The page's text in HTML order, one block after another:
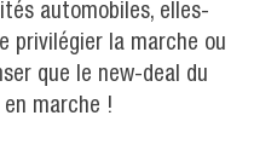
automobiles, elles-
privilégier la marche ou
que le new-deal du
marche !